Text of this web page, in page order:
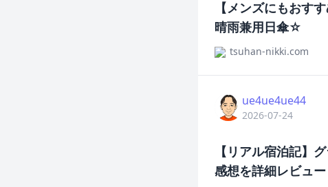
【メンズにもおす
晴雨兼用日傘☆
tsuhan-nikki.com
ue4ue4ue44
2026-07-24
【リアル宿泊記】
感想を詳細レビュー